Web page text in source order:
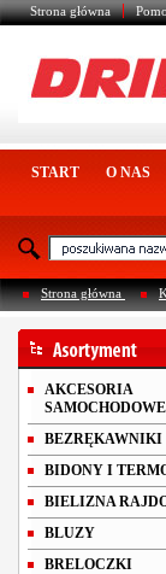
Strona główna
START O NAS
Strona główna
AKCESORIA
SAMOCHODOWE
BEZRĘKAWNIKI
BIDONY I
BIELIZNA
BLUZY
BRELOCZKI